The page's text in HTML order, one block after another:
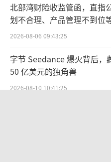
一时难以找到合适的
截至目前，仍在
向负责人黄非，通义
万相负责人刘宇以及
猛。
北部湾财险收监管函，直指
划不合理、产品管理不到位
点”
2026-08-06 09:43:25
字节 Seedance 爆火背后，
50 亿美元的独角兽
2026-08-10 10:41:25